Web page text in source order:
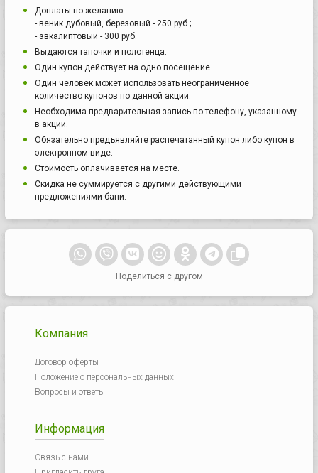
Доплаты по желанию:
- веник дубовый, березовый - 250 руб.;
- эвкалиптовый - 300 руб.
Выдаются тапочки и полотенца.
Один купон действует на одно посещение.
Один человек может использовать неограниченное
количество купонов по данной акции.
Необходима предварительная запись по телефону, указанному
в акции.
Обязательно предъявляйте распечатанный купон либо купон в
электронном виде.
Стоимость оплачивается на месте.
Скидка не суммируется с другими действующими
предложениями бани.
Поделиться с другом
Компания
Договор оферты
Положение о персональных данных
Вопросы и ответы
Информация
Связь с нами